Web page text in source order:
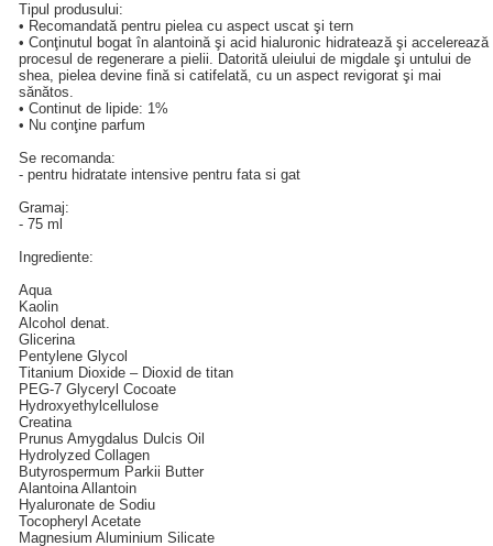
Tipul produsului:
• Recomandată pentru pielea cu aspect uscat şi tern
• Conţinutul bogat în alantoină şi acid hialuronic hidratează şi accelerează
procesul de regenerare a pielii. Datorită uleiului de migdale şi untului de
shea, pielea devine fină si catifelată, cu un aspect revigorat şi mai
sănătos.
• Continut de lipide: 1%
• Nu conţine parfum
Se recomanda:
- pentru hidratate intensive pentru fata si gat
Gramaj:
- 75 ml
Ingrediente:
Aqua
Kaolin
Alcohol denat.
Glicerina
Pentylene Glycol
Titanium Dioxide – Dioxid de titan
PEG-7 Glyceryl Cocoate
Hydroxyethylcellulose
Creatina
Prunus Amygdalus Dulcis Oil
Hydrolyzed Collagen
Butyrospermum Parkii Butter
Alantoina Allantoin
Hyaluronate de Sodiu
Tocopheryl Acetate
Magnesium Aluminium Silicate